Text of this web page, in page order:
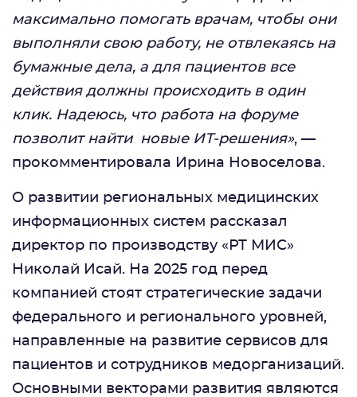
максимально помогать врачам, чтобы они
выполняли свою работу, не отвлекаясь на
бумажные дела, а для пациентов все
действия должны происходить в один
клик. Надеюсь, что работа на форуме
позволит найти новые ИТ-решения», —
прокомментировала Ирина Новоселова.
О развитии региональных медицинских
информационных систем рассказал
директор по производству «РТ МИС»
Николай Исай. На 2025 год перед
компанией стоят стратегические задачи
федерального и регионального уровней,
направленные на развитие сервисов для
пациентов и сотрудников медорганизаций.
Основными векторами развития являются